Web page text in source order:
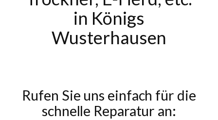
in Königs
Wusterhausen
Rufen Sie uns einfach für die
schnelle Reparatur an: